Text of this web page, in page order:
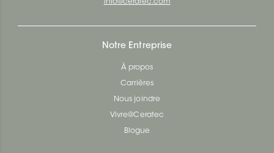
info@ceratec.com
Notre Entreprise
À propos
Carrières
Nous joindre
Vivre@Ceratec
Blogue